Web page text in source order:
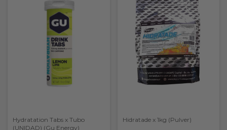
Hydratation Tabs x Tubo
(UNIDAD) (Gu Energy)
Hidratade x 1kg (Pulver)